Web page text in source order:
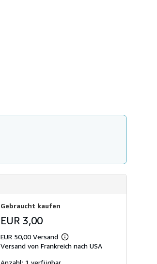
Gebraucht kaufen
EUR 3,00
EUR 50,00 Versand
Weitere
Informationen
Versand von Frankreich nach USA
Anzahl: 1 verfügbar